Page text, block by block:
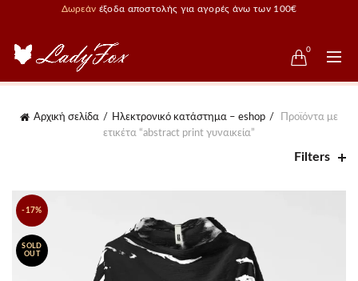
Δωρεάν έξοδα αποστολής για αγορές άνω των 100€
0
Αρχική σελίδα Ηλεκτρονικό κατάστημα – eshop
Προϊόντα με
ετικέτα “abstract print γυναικεία”
Filters
-17%
SOLD
OUT